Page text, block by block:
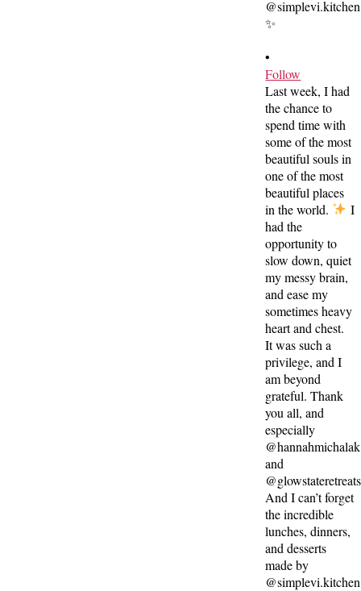
•
Follow
Last week, I had
the chance to
spend time with
some of the most
beautiful souls in
one of the most
beautiful places
in the world.
I
had the
opportunity to
slow down, quiet
my messy brain,
and ease my
sometimes heavy
heart and chest.
It was such a
privilege, and I
am beyond
grateful. Thank
you all, and
especially
@hannahmichalak
and
@glowstateretreats
And I can’t forget
the incredible
lunches, dinners,
and desserts
made by
@simplevi.kitchen